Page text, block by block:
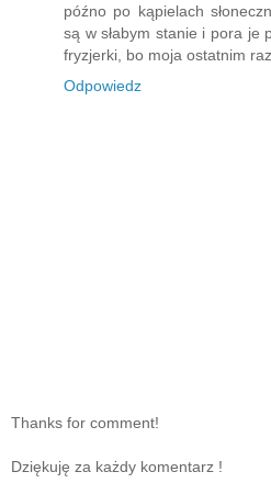
późno po kąpielach
są w słabym stanie i pora je
fryzjerki, bo moja ostatnim
Odpowiedz
Thanks for comment!
Dziękuję za każdy komentarz !